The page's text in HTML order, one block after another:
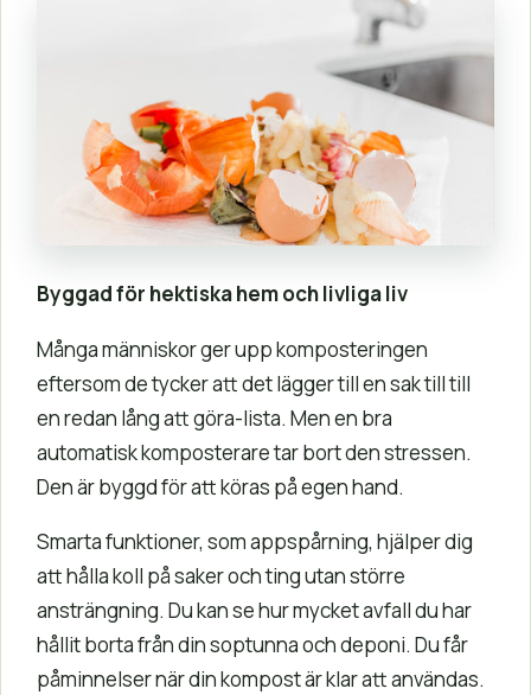
Byggad för hektiska hem och livliga liv
Många människor ger upp komposteringen
eftersom de tycker att det lägger till en sak till till
en redan lång att göra-lista. Men en bra
automatisk komposterare tar bort den stressen.
Den är byggd för att köras på egen hand.
Smarta funktioner, som appspårning, hjälper dig
att hålla koll på saker och ting utan större
ansträngning. Du kan se hur mycket avfall du har
hållit borta från din soptunna och deponi. Du får
påminnelser när din kompost är klar att användas.